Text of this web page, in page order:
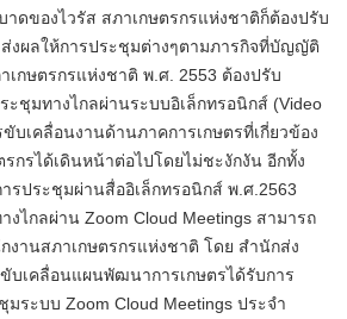
าดของไวรัส สภาเกษตรกรแห่งชาติก็ต้องปรับ
ส่งผลให้การประชุมต่างๆตามภารกิจที่บัญญัติ
กษตรกรแห่งชาติ พ.ศ. 2553 ต้องปรับ
ะชุมทางไกลผ่านระบบอิเล็กทรอนิกส์ (Video
ขับเคลื่อนงานด้านภาคการเกษตรที่เกี่ยวข้อง
รกรได้เดินหน้าต่อไปโดยไม่ชะงักงัน อีกทั้ง
รประชุมผ่านสื่ออิเล็กทรอนิกส์ พ.ศ.2563
งไกลผ่าน Zoom Cloud Meetings สามารถ
งานสภาเกษตรกรแห่งชาติ โดย สำนักส่ง
บเคลื่อนแผนพัฒนาการเกษตรได้รับการ
ระบบ Zoom Cloud Meetings ประจำ